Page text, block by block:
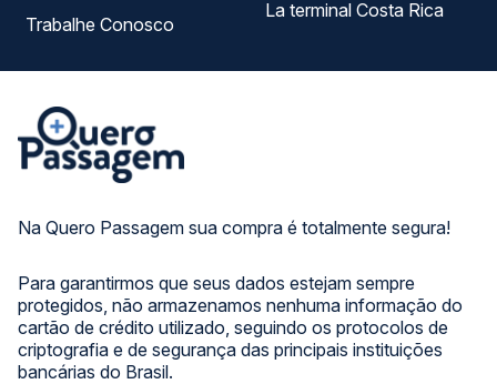
Na Quero Passagem sua compra é totalmente segura!
Para garantirmos que seus dados estejam sempre
protegidos, não armazenamos nenhuma informação do
cartão de crédito utilizado, seguindo os protocolos de
criptografia e de segurança das principais instituições
bancárias do Brasil.
Trabalhe Conosco
La terminal Costa Rica